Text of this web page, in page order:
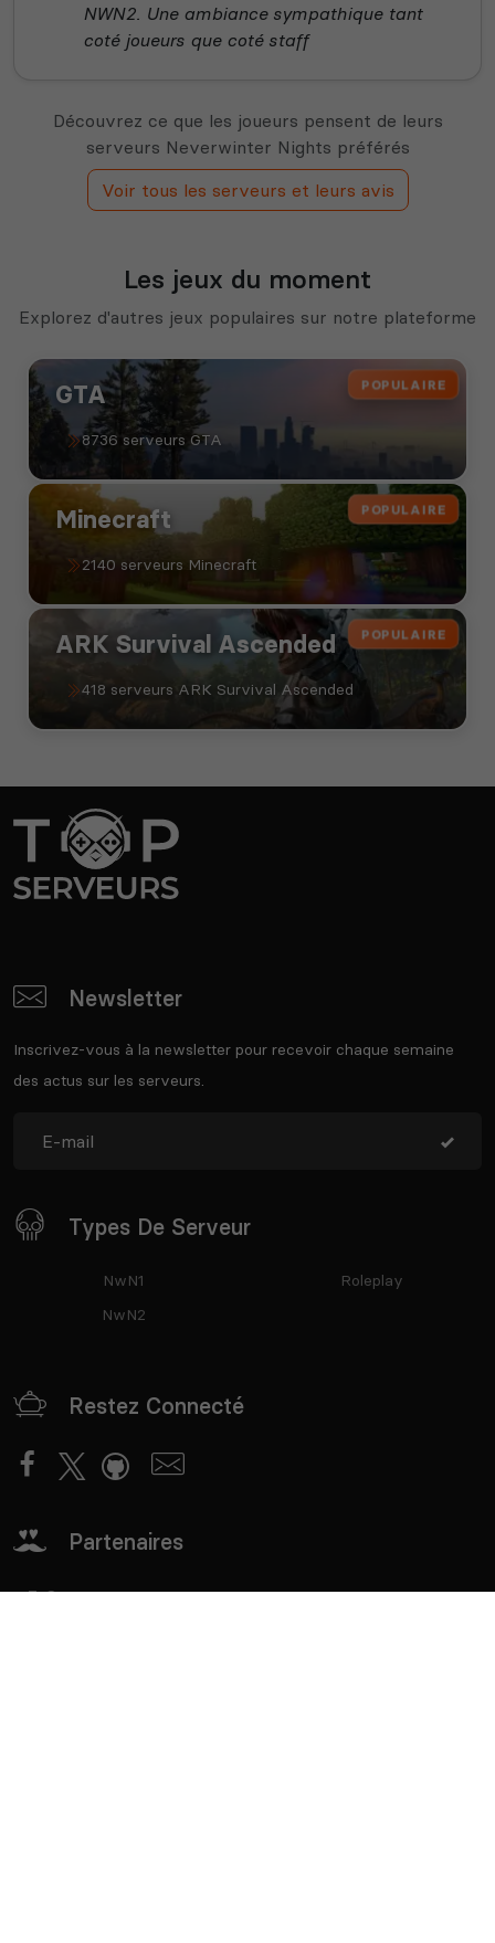
NWN2. Une ambiance sympathique tant
coté joueurs que coté staff
Découvrez ce que les joueurs pensent de leurs
serveurs Neverwinter Nights préférés
Voir tous les serveurs et leurs avis
Les jeux du moment
Explorez d'autres jeux populaires sur notre plateforme
POPULAIRE
GTA
8736 serveurs GTA
POPULAIRE
Minecraft
2140 serveurs Minecraft
POPULAIRE
ARK Survival Ascended
418 serveurs ARK Survival Ascended
Newsletter
Inscrivez-vous à la newsletter pour recevoir chaque semaine
des actus sur les serveurs.
Types De Serveur
NwN1
NwN2
Roleplay
Restez Connecté
Partenaires
mTxServ